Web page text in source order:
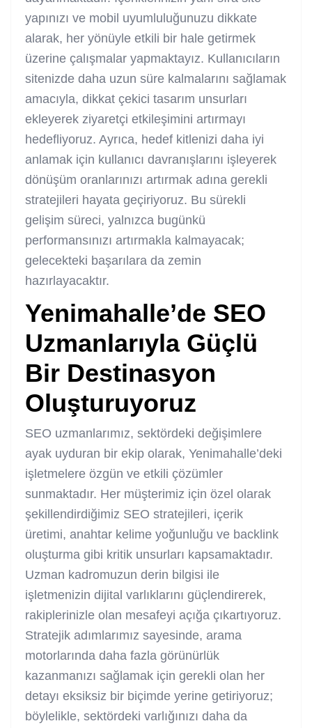
yapınızı ve mobil uyumluluğunuzu dikkate
alarak, her yönüyle etkili bir hale getirmek
üzerine çalışmalar yapmaktayız. Kullanıcıların
sitenizde daha uzun süre kalmalarını sağlamak
amacıyla, dikkat çekici tasarım unsurları
ekleyerek ziyaretçi etkileşimini artırmayı
hedefliyoruz. Ayrıca, hedef kitlenizi daha iyi
anlamak için kullanıcı davranışlarını işleyerek
dönüşüm oranlarınızı artırmak adına gerekli
stratejileri hayata geçiriyoruz. Bu sürekli
gelişim süreci, yalnızca bugünkü
performansınızı artırmakla kalmayacak;
gelecekteki başarılara da zemin
hazırlayacaktır.
Yenimahalle’de SEO
Uzmanlarıyla Güçlü
Bir Destinasyon
Oluşturuyoruz
SEO uzmanlarımız, sektördeki değişimlere
ayak uyduran bir ekip olarak, Yenimahalle’deki
işletmelere özgün ve etkili çözümler
sunmaktadır. Her müşterimiz için özel olarak
şekillendirdiğimiz SEO stratejileri, içerik
üretimi, anahtar kelime yoğunluğu ve backlink
oluşturma gibi kritik unsurları kapsamaktadır.
Uzman kadromuzun derin bilgisi ile
işletmenizin dijital varlıklarını güçlendirerek,
rakiplerinizle olan mesafeyi açığa çıkartıyoruz.
Stratejik adımlarımız sayesinde, arama
motorlarında daha fazla görünürlük
kazanmanızı sağlamak için gerekli olan her
detayı eksiksiz bir biçimde yerine getiriyoruz;
böylelikle, sektördeki varlığınızı daha da